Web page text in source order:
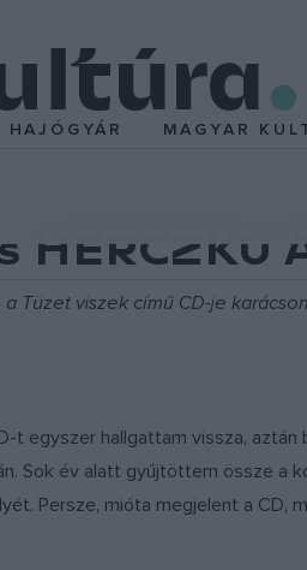
HAJÓGYÁR MAGYAR
HERCZKU
Tüzet viszek című CD-je
t egyszer hallgattam vissza,
Sok év alatt gyűjtöttem össze a
Persze, mióta megjelent a CD,